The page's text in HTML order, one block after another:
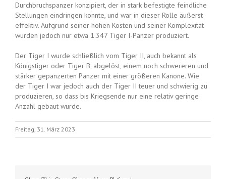
Durchbruchspanzer konzipiert, der in stark befestigte feindliche
Stellungen eindringen konnte, und war in dieser Rolle äußerst
effektiv. Aufgrund seiner hohen Kosten und seiner Komplexität
wurden jedoch nur etwa 1.347 Tiger I-Panzer produziert.
Der Tiger I wurde schließlich vom Tiger II, auch bekannt als
Königstiger oder Tiger B, abgelöst, einem noch schwereren und
stärker gepanzerten Panzer mit einer größeren Kanone. Wie
der Tiger I war jedoch auch der Tiger II teuer und schwierig zu
produzieren, so dass bis Kriegsende nur eine relativ geringe
Anzahl gebaut wurde.
Freitag, 31. März 2023